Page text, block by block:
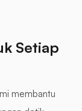
Setiap
membantu